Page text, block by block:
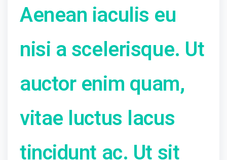
Aenean iaculis eu
nisi a scelerisque. Ut
auctor enim quam,
vitae luctus lacus
tincidunt ac. Ut sit